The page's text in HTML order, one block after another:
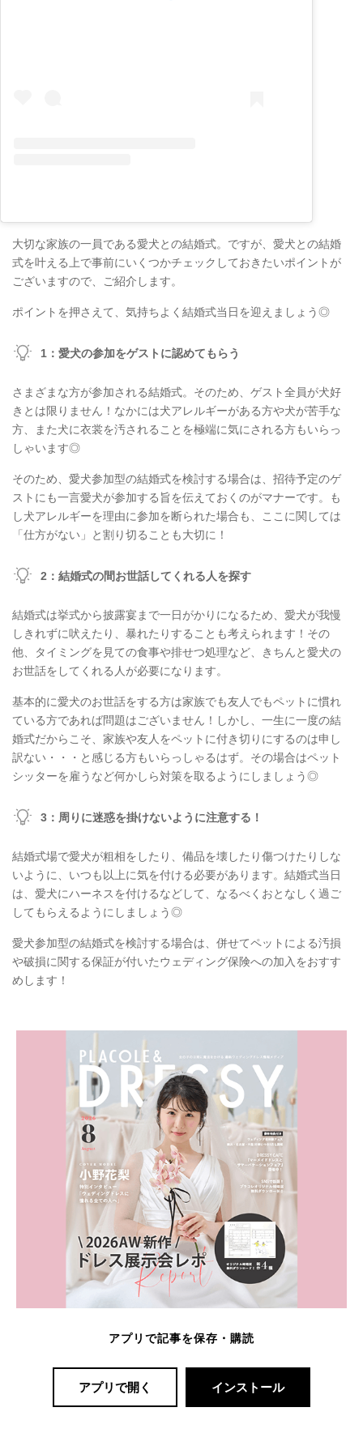
大切な家族の一員である愛犬との結婚式。ですが、愛犬との結婚
式を叶える上で事前にいくつかチェックしておきたいポイントが
ございますので、ご紹介します。
ポイントを押さえて、気持ちよく結婚式当日を迎えましょう◎
1：愛犬の参加をゲストに認めてもらう
さまざまな方が参加される結婚式。そのため、ゲスト全員が犬好
きとは限りません！なかには犬アレルギーがある方や犬が苦手な
方、また犬に衣裳を汚されることを極端に気にされる方もいらっ
しゃいます◎
そのため、愛犬参加型の結婚式を検討する場合は、招待予定のゲ
ストにも一言愛犬が参加する旨を伝えておくのがマナーです。も
し犬アレルギーを理由に参加を断られた場合も、ここに関しては
「仕方がない」と割り切ることも大切に！
2：結婚式の間お世話してくれる人を探す
結婚式は挙式から披露宴まで一日がかりになるため、愛犬が我慢
しきれずに吠えたり、暴れたりすることも考えられます！その
他、タイミングを見ての食事や排せつ処理など、きちんと愛犬の
お世話をしてくれる人が必要になります。
基本的に愛犬のお世話をする方は家族でも友人でもペットに慣れ
ている方であれば問題はございません！しかし、一生に一度の結
婚式だからこそ、家族や友人をペットに付き切りにするのは申し
訳ない・・・と感じる方もいらっしゃるはず。その場合はペット
シッターを雇うなど何かしら対策を取るようにしましょう◎
3：周りに迷惑を掛けないように注意する！
結婚式場で愛犬が粗相をしたり、備品を壊したり傷つけたりしな
いように、いつも以上に気を付ける必要があります。結婚式当日
は、愛犬にハーネスを付けるなどして、なるべくおとなしく過ご
してもらえるようにしましょう◎
愛犬参加型の結婚式を検討する場合は、併せてペットによる汚損
や破損に関する保証が付いたウェディング保険への加入をおすす
めします！
アプリで記事を保存・購読
アプリで開く インストール